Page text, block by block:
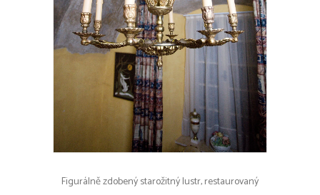
Figurálně zdobený starožitný lustr, restaurovaný